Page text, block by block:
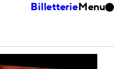
BilletterieMenu